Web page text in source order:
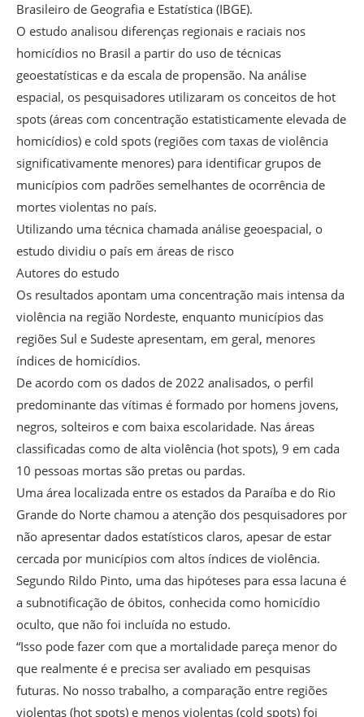
Brasileiro de Geografia e Estatística (IBGE).
O estudo analisou diferenças regionais e raciais nos
homicídios no Brasil a partir do uso de técnicas
geoestatísticas e da escala de propensão. Na análise
espacial, os pesquisadores utilizaram os conceitos de hot
spots (áreas com concentração estatisticamente elevada de
homicídios) e cold spots (regiões com taxas de violência
significativamente menores) para identificar grupos de
municípios com padrões semelhantes de ocorrência de
mortes violentas no país.
Utilizando uma técnica chamada análise geoespacial, o
estudo dividiu o país em áreas de risco
Autores do estudo
Os resultados apontam uma concentração mais intensa da
violência na região Nordeste, enquanto municípios das
regiões Sul e Sudeste apresentam, em geral, menores
índices de homicídios.
De acordo com os dados de 2022 analisados, o perfil
predominante das vítimas é formado por homens jovens,
negros, solteiros e com baixa escolaridade. Nas áreas
classificadas como de alta violência (hot spots), 9 em cada
10 pessoas mortas são pretas ou pardas.
Uma área localizada entre os estados da Paraíba e do Rio
Grande do Norte chamou a atenção dos pesquisadores por
não apresentar dados estatísticos claros, apesar de estar
cercada por municípios com altos índices de violência.
Segundo Rildo Pinto, uma das hipóteses para essa lacuna é
a subnotificação de óbitos, conhecida como homicídio
oculto, que não foi incluída no estudo.
“Isso pode fazer com que a mortalidade pareça menor do
que realmente é e precisa ser avaliado em pesquisas
futuras. No nosso trabalho, a comparação entre regiões
violentas (hot spots) e menos violentas (cold spots) foi